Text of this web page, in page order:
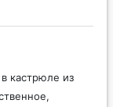
кастрюле из